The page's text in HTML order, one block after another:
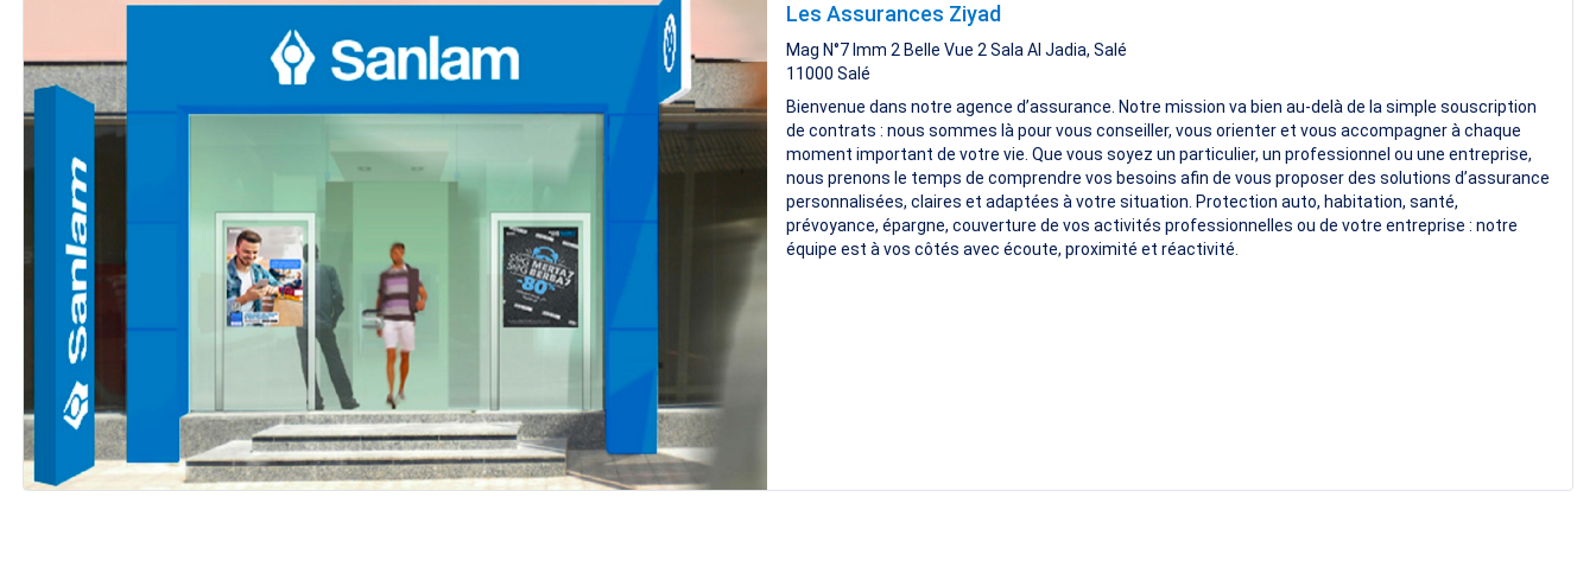
Les Assurances Ziyad
Mag N°7 Imm 2 Belle Vue 2 Sala Al Jadia, Salé
11000 Salé
Bienvenue dans notre agence d’assurance. Notre mission va bien au-delà de la simple souscription
de contrats : nous sommes là pour vous conseiller, vous orienter et vous accompagner à chaque
moment important de votre vie. Que vous soyez un particulier, un professionnel ou une entreprise,
nous prenons le temps de comprendre vos besoins afin de vous proposer des solutions d’assurance
personnalisées, claires et adaptées à votre situation. Protection auto, habitation, santé,
prévoyance, épargne, couverture de vos activités professionnelles ou de votre entreprise : notre
équipe est à vos côtés avec écoute, proximité et réactivité.